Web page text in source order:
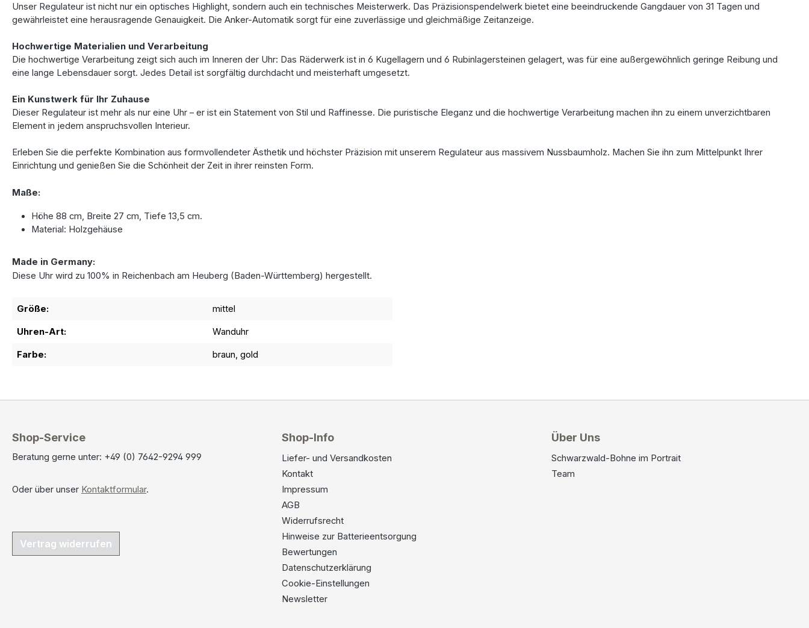
Unser Regulateur ist nicht nur ein optisches Highlight, sondern auch ein technisches Meisterwerk. Das Präzisionspendelwerk bietet eine beeindruckende Gangdauer von 31 Tagen und
gewährleistet eine herausragende Genauigkeit. Die Anker-Automatik sorgt für eine zuverlässige und gleichmäßige Zeitanzeige.
Hochwertige Materialien und Verarbeitung
Die hochwertige Verarbeitung zeigt sich auch im Inneren der Uhr: Das Räderwerk ist in 6 Kugellagern und 6 Rubinlagersteinen gelagert, was für eine außergewöhnlich geringe Reibung und
eine lange Lebensdauer sorgt. Jedes Detail ist sorgfältig durchdacht und meisterhaft umgesetzt.
Ein Kunstwerk für Ihr Zuhause
Dieser Regulateur ist mehr als nur eine Uhr – er ist ein Statement von Stil und Raffinesse. Die puristische Eleganz und die hochwertige Verarbeitung machen ihn zu einem unverzichtbaren
Element in jedem anspruchsvollen Interieur.
Erleben Sie die perfekte Kombination aus formvollendeter Ästhetik und höchster Präzision mit unserem Regulateur aus massivem Nussbaumholz. Machen Sie ihn zum Mittelpunkt Ihrer
Einrichtung und genießen Sie die Schönheit der Zeit in ihrer reinsten Form.
Maße:
Höhe 88 cm, Breite 27 cm, Tiefe 13,5 cm.
Material: Holzgehäuse
Made in Germany:
Diese Uhr wird zu 100% in Reichenbach am Heuberg (Baden-Württemberg) hergestellt.
Größe: mittel
Uhren-Art: Wanduhr
Farbe: braun, gold
Shop-Service
Beratung gerne unter: +49 (0) 7642-9294 999
Oder über unser Kontaktformular.
Vertrag widerrufen
Shop-Info
Liefer- und Versandkosten
Kontakt
Impressum
AGB
Widerrufsrecht
Hinweise zur Batterieentsorgung
Bewertungen
Datenschutzerklärung
Cookie-Einstellungen
Newsletter
Über Uns
Schwarzwald-Bohne im Portrait
Team